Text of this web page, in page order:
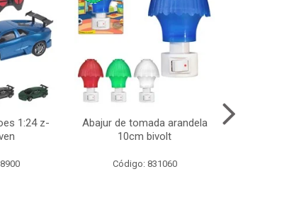
1:24 z-
Abajur de tomada arandela
10cm bivolt
Código: 831060